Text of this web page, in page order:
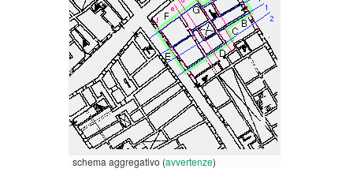
schema aggregativo (avvertenze)